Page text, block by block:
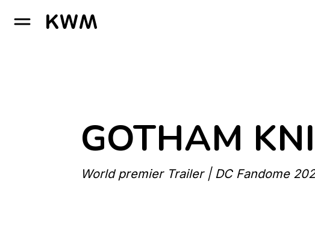
GO TO HOMEPAGE
GOTHAM
World premier Trailer | DC Fandome